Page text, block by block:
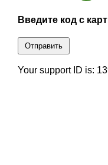
Введите код с
Отправить
Your support ID is: